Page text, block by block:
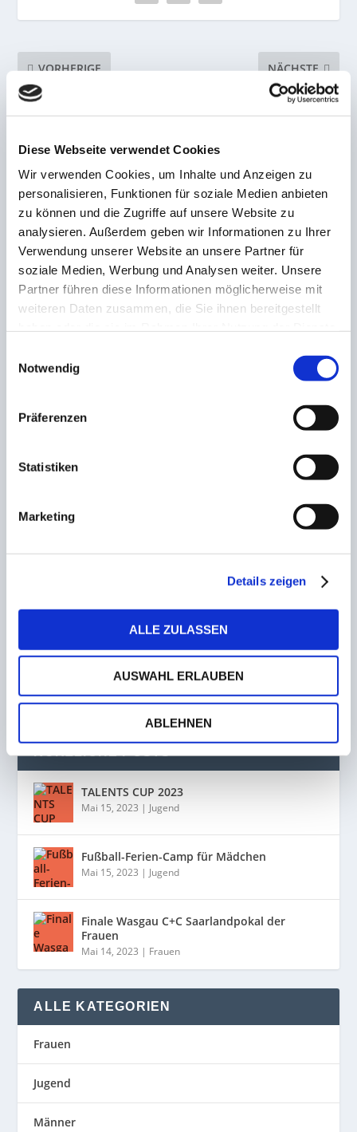
Diese Webseite verwendet Cookies
Wir verwenden Cookies, um Inhalte und Anzeigen zu
personalisieren, Funktionen für soziale Medien anbieten
zu können und die Zugriffe auf unsere Website zu
analysieren. Außerdem geben wir Informationen zu Ihrer
Verwendung unserer Website an unsere Partner für
soziale Medien, Werbung und Analysen weiter. Unsere
Partner führen diese Informationen möglicherweise mit
weiteren Daten zusammen, die Sie ihnen bereitgestellt
Notwendig
Präferenzen
Statistiken
Marketing
Details zeigen
ALLE ZULASSEN
AUSWAHL ERLAUBEN
ABLEHNEN
VORHERIGE
Auf Leihbasis! Hengen
lotst Rapp auf den
NÄCHSTE
Trotz des
Weltmeisterschaftsaussch
sich mit Bravour von der
Darts-Bühne
ZUSAMMENHÄNGENDE POSTS
Trainerwechsel bei der SG Wadrill-Sitzerath!
Warken ersetzt Nickels
8. Dezember 2022
4. Januar 2023
Stellungnahme des FCS-Aufsichtsrates zur Wahl
10. Februar 2023
8. Dezember 2022
TALENTS CUP 2023
Mai 15, 2023 | Jugend
Fußball-Ferien-Camp für Mädchen
Mai 15, 2023 | Jugend
Finale Wasgau C+C Saarlandpokal der
Frauen
Mai 14, 2023 | Frauen
ALLE KATEGORIEN
Frauen
Jugend
Männer